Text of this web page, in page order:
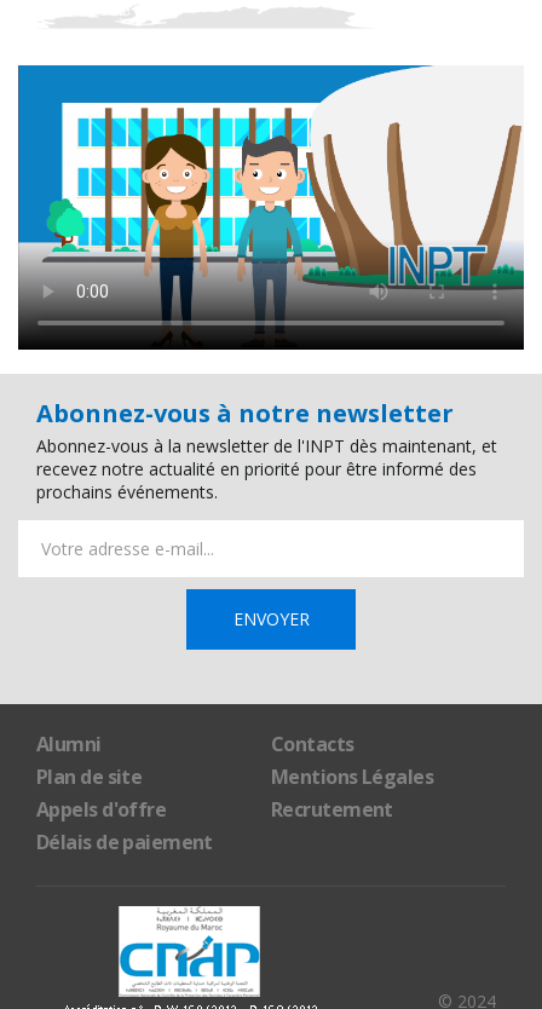
Abonnez-vous à notre newsletter
Abonnez-vous à la newsletter de l'INPT dès maintenant, et
recevez notre actualité en priorité pour être informé des
prochains événements.
Alumni
Contacts
Plan de site
Mentions Légales
Appels d'offre
Recrutement
Délais de paiement
© 2024